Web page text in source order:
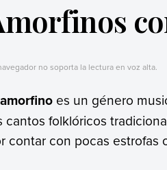
no soporta la lectura en voz alta.
amorfinoes un género
cantos folklóricos
contar con pocas estrofas